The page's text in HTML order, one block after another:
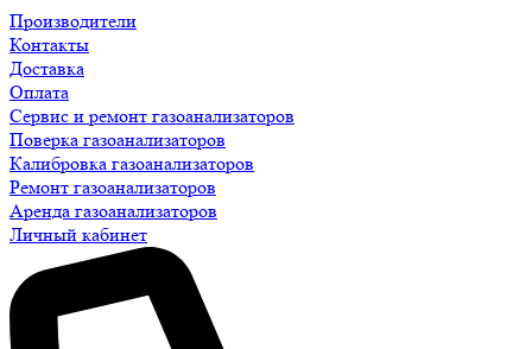
Производители
Контакты
Доставка
Оплата
Сервис и ремонт газоанализаторов
Поверка газоанализаторов
Калибровка газоанализаторов
Ремонт газоанализаторов
Аренда газоанализаторов
Личный кабинет